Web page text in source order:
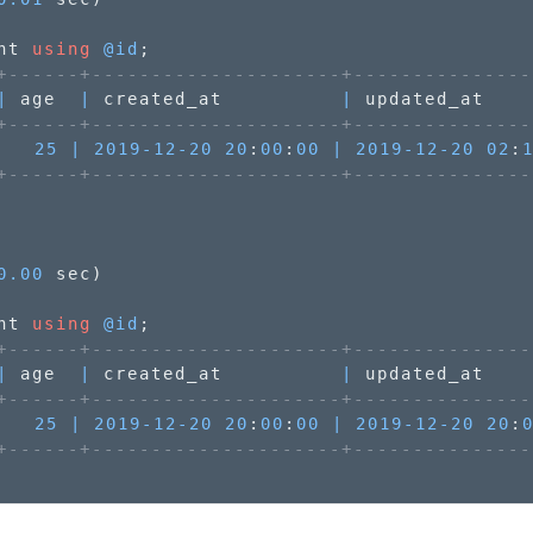
using @id
+---------------------
age created_at
+---------------------
25
2019 -12 -20 20 : 00 : 00 2019 -12 -20 02 :
+---------------------
sec)
using @id
+---------------------
age created_at
+---------------------
25
2019 -12 -20 20 : 00 : 00 2019 -12 -20 20 :
+---------------------